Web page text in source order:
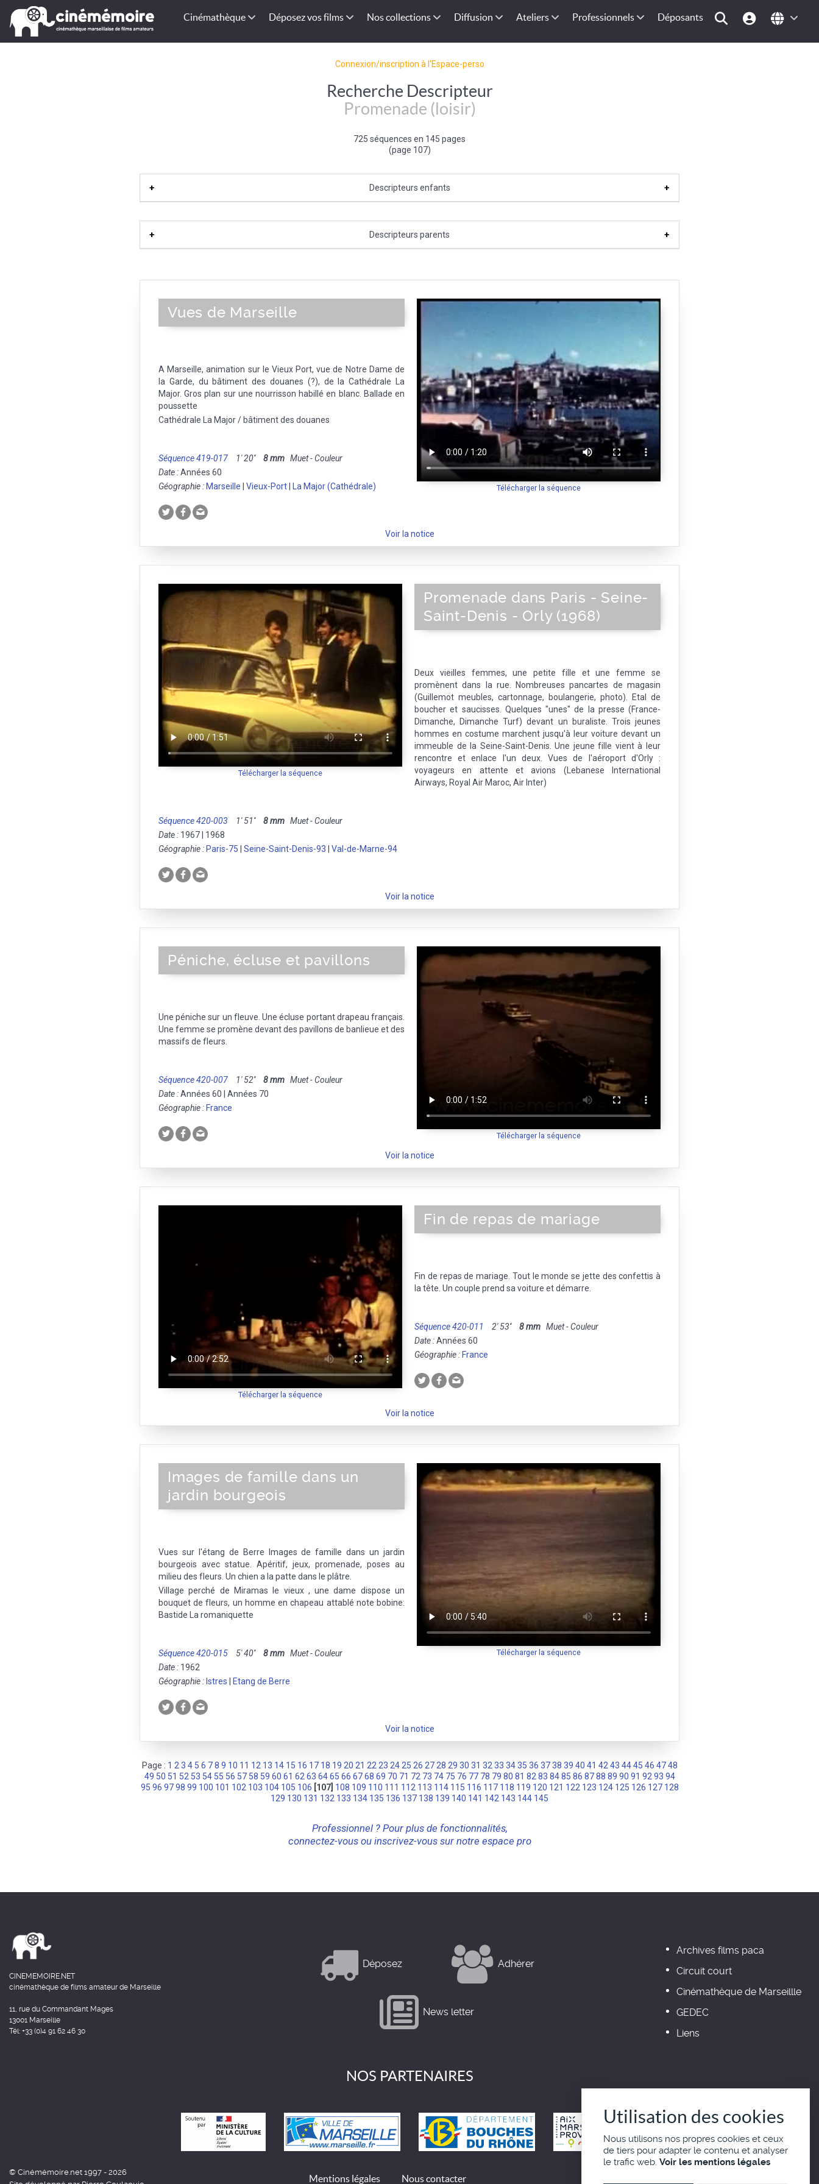
Cinémathèque Déposez vos films Nos collections Diffusion Ateliers Professionnels Déposants
Connexion/inscription à l'Espace-perso
Recherche Descripteur
Promenade (loisir)
725 séquences en 145 pages
(page 107)
Descripteurs enfants
Promenade équestre
Descripteurs parents
Télécharger la séquence
Vues de Marseille
A Marseille, animation sur le Vieux Port, vue de Notre Dame de
la Garde, du bâtiment des douanes (?), de la Cathédrale La
Major. Gros plan sur une nourrisson habillé en blanc. Ballade en
poussette
Cathédrale La Major / bâtiment des douanes
Séquence 419-017 1' 20'' 8 mm Muet - Couleur
Date :Années 60
Géographie : Marseille Vieux-Port La Major (Cathédrale)
Voir la notice
Télécharger la séquence
Promenade dans Paris - Seine-
Saint-Denis - Orly (1968)
Deux vieilles femmes, une petite fille et une femme se
promènent dans la rue. Nombreuses pancartes de magasin
(Guillemot meubles, cartonnage, boulangerie, photo). Etal de
boucher et saucisses. Quelques "unes" de la presse (France-
Dimanche, Dimanche Turf) devant un buraliste. Trois jeunes
hommes en costume marchent jusqu'à leur voiture devant un
immeuble de la Seine-Saint-Denis. Une jeune fille vient à leur
rencontre et enlace l'un deux. Vues de l'aéroport d'Orly :
voyageurs en attente et avions (Lebanese International
Airways, Royal Air Maroc, Air Inter)
Séquence 420-003 1' 51'' 8 mm Muet - Couleur
Date : 1967 | 1968
Géographie : Paris-75 Seine-Saint-Denis-93 Val-de-Marne-94
Voir la notice
Télécharger la séquence
Péniche, écluse et pavillons
Une péniche sur un fleuve. Une écluse portant drapeau français.
Une femme se promène devant des pavillons de banlieue et des
massifs de fleurs.
Séquence 420-007 1' 52'' 8 mm Muet - Couleur
Date :Années 60 | Années 70
Géographie : France
Voir la notice
Télécharger la séquence
Fin de repas de mariage
Fin de repas de mariage. Tout le monde se jette des confettis à
la tête. Un couple prend sa voiture et démarre.
Séquence 420-011 2' 53'' 8 mm Muet - Couleur
Date :Années 60
Géographie : France
Voir la notice
Télécharger la séquence
Images de famille dans un
jardin bourgeois
Vues sur l'étang de Berre Images de famille dans un jardin
bourgeois avec statue. Apéritif, jeux, promenade, poses au
milieu des fleurs. Un chien a la patte dans le plâtre.
Village perché de Miramas le vieux , une dame dispose un
bouquet de fleurs, un homme en chapeau attablé note bobine:
Bastide La romaniquette
Séquence 420-015 5' 40'' 8 mm Muet - Couleur
Date : 1962
Géographie : Istres Etang de Berre
Voir la notice
Page : 1 2 3 4 5 6 7 8 9 10 11 12 13 14 15 16 17 18 19 20 21 22 23 24 25 26 27 28 29 30 31 32 33 34 35 36 37 38 39 40 41 42 43 44 45 46 47 48
49 50 51 52 53 54 55 56 57 58 59 60 61 62 63 64 65 66 67 68 69 70 71 72 73 74 75 76 77 78 79 80 81 82 83 84 85 86 87 88 89 90 91 92 93 94
95 96 97 98 99 100 101 102 103 104 105 106 [107] 108 109 110 111 112 113 114 115 116 117 118 119 120 121 122 123 124 125 126 127 128
129 130 131 132 133 134 135 136 137 138 139 140 141 142 143 144 145
Professionnel ? Pour plus de fonctionnalités,
connectez-vous ou inscrivez-vous sur notre espace pro
CINEMEMOIRE.NET
cinémathèque de films amateur de Marseille
11, rue du Commandant Mages
13001 Marseille
Tél: +33 (0)4 91 62 46 30
Déposez Adhérer
News letter
Archives films paca
Circuit court
Cinémathèque de Marseillle
GEDEC
Liens
NOS PARTENAIRES
© Cinémémoire.net 1997 - 2026
Mentions légales Nous contacter
Utilisation des cookies
Nous utilisons nos propres cookies et ceux
de tiers pour adapter le contenu et analyser
le trafic web. Voir les mentions légales